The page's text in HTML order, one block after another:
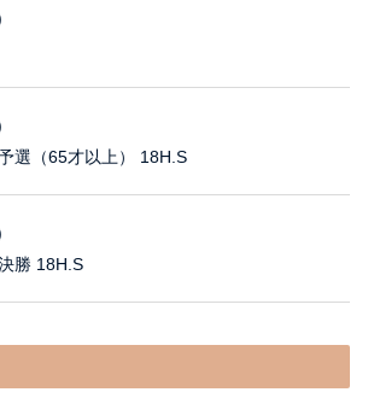
選（65才以上） 18H.S
勝 18H.S